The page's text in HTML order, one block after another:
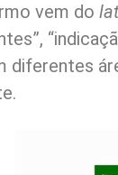
vem do
diferentes